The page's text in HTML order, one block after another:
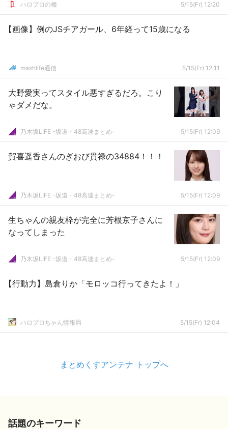
ハロプロの種 5/15(Fr) 12:20
【画像】例のJSチアガール、6年経って15歳になる
mashlife通信 5/15(Fr) 12:11
大野愛実ってスタイル悪すぎるだろ。こり
ゃダメだな。
乃木坂LIFE -坂道・48高速まとめ- 5/15(Fr) 12:09
賀喜遥香さんのぎおび貫禄の34884！！！
乃木坂LIFE -坂道・48高速まとめ- 5/15(Fr) 12:09
生ちゃんの親友枠が完全に芳根京子さんに
なってしまった
乃木坂LIFE -坂道・48高速まとめ- 5/15(Fr) 12:09
【行動力】島倉りか「モロッコ行ってきたよ！」
ハロプロちゃん情報局 5/15(Fr) 12:04
まとめくすアンテナ トップへ
話題のキーワード